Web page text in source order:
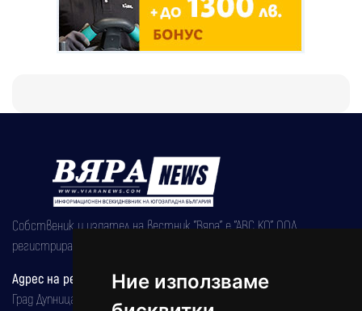
Ние използваме
Собственик и издател на вестник "Вяра" е "АВС КО" ООД,
регистрирана на 08.05.2002 година.
Адрес на редакцията
Град Дупница, ул.''Христо Ботев" 43